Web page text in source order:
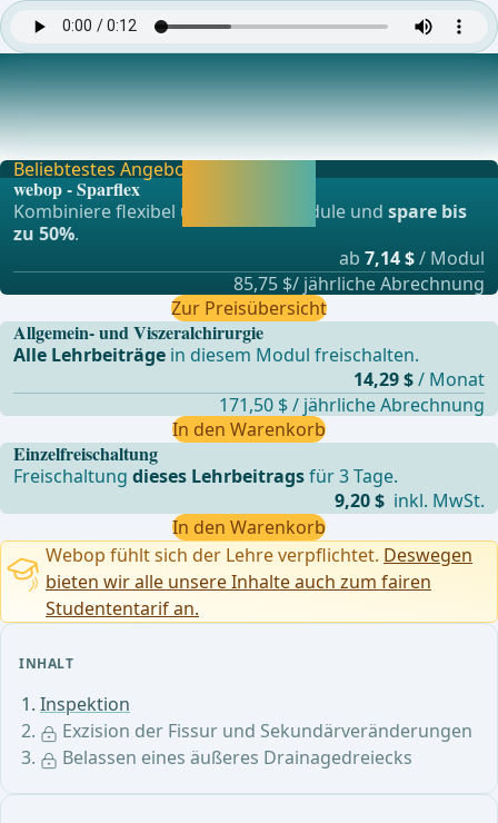
INHALT
Inspektion
Exzision der Fissur und Sekundärveränderungen
Belassen eines äußeres Drainagedreiecks
Exzision der Fissur und Sekundärveränderungen
Flache, tangentiale Excision des gesamten veränderten
Gewebes unter Schonung des Musculus sphinkter
Einzelfreischaltung
Freischaltungdieses Lehrbeitragsfür 3 Tage.
9,20 $ inkl. MwSt.
In den Warenkorb
Beliebtestes Angebot
webop - Sparflex
Kombiniere flexibel unsere Lernmodule undspare bis
zu 50%.
ab 7,14 $/ Modul
85,75 $/ jährliche Abrechnung
Zur Preisübersicht
Allgemein- und Viszeralchirurgie
Alle Lehrbeiträge in diesem Modul freischalten.
14,29 $/ Monat
171,50 $ / jährliche Abrechnung
In den Warenkorb
Webop fühlt sich der Lehre verpflichtet. Deswegen
bieten wir alle unsere Inhalte auch zum fairen
Studententarif an.